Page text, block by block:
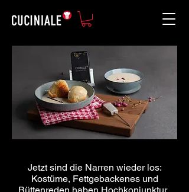
Jetzt sind die Narren wieder los:
Kostüme, Fettgebackenes und